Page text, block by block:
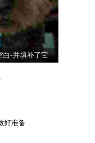
白-并填补了它
好准备